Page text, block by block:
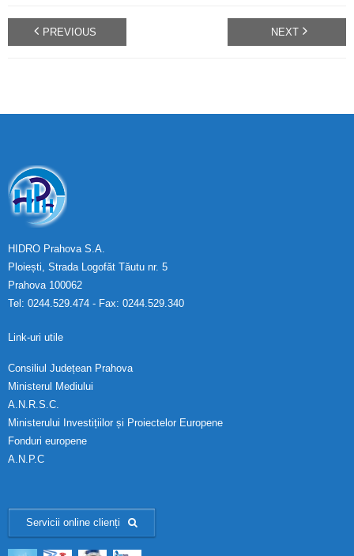
PREVIOUS NEXT
HIDRO Prahova S.A.
Ploiești, Strada Logofăt Tăutu nr. 5
Prahova 100062
Tel: 0244.529.474 - Fax: 0244.529.340
Link-uri utile
Consiliul Județean Prahova
Ministerul Mediului
A.N.R.S.C.
Ministerului Investițiilor și Proiectelor Europene
Fonduri europene
A.N.P.C
Servicii online clienți